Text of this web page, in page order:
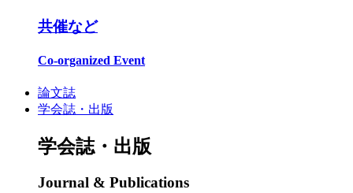
共催など
Co-organized Event
論文誌
学会誌・出版
学会誌・出版
Journal & Publications